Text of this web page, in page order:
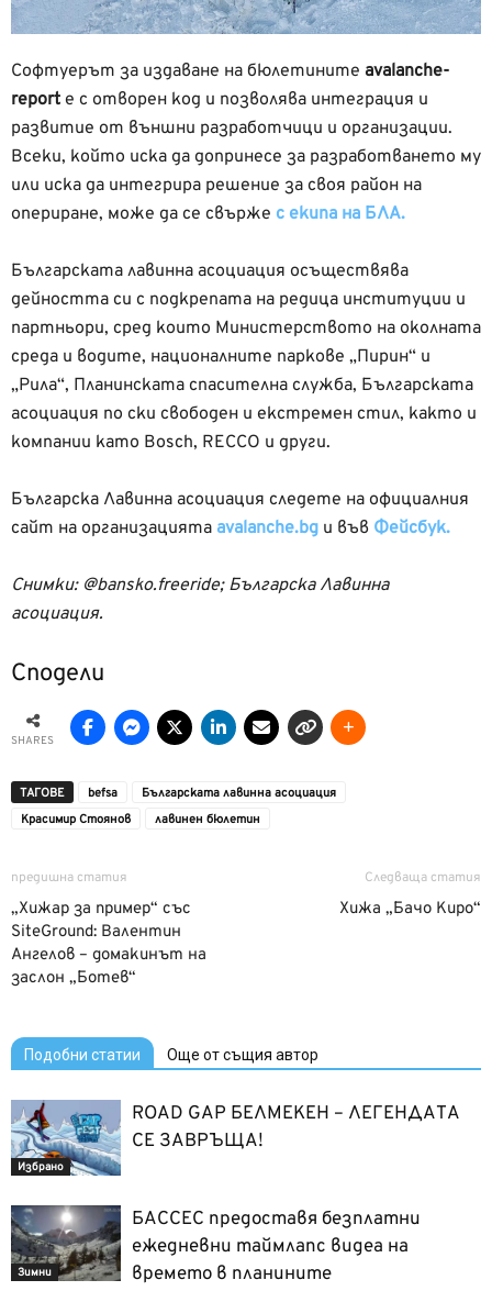
Софтуерът за издаване на бюлетините avalanche-
report е с отворен код и позволява интеграция и
развитие от външни разработчици и организации.
Всеки, който иска да допринесе за разработването му
или иска да интегрира решение за своя район на
опериране, може да се свърже с екипа на БЛА.
Българската лавинна асоциация осъществява
дейността си с подкрепата на редица институции и
партньори, сред които Министерството на околната
среда и водите, националните паркове „Пирин“ и
„Рила“, Планинската спасителна служба, Българската
асоциация по ски свободен и екстремен стил, както и
компании като Bosch, RECCO и други.
Българска Лавинна асоциация следете на официалния
сайт на организацията avalanche.bg и във Фейсбук.
Снимки: @bansko.freeride; Българска Лавинна
асоциация.
Сподели
SHARES
ТАГОВЕ befsa
Българската лавинна асоциация
Красимир Стоянов
лавинен бюлетин
предишна статия
„Хижар за пример“ със
SiteGround: Валентин
Ангелов – домакинът на
заслон „Ботев“
Следваща статия
Хижа „Бачо Киро“
Подобни статии Още от същия автор
Избрано
ROAD GAP БЕЛМЕКЕН – ЛЕГЕНДАТА
СЕ ЗАВРЪЩА!
Зимни
БАССЕС предоставя безплатни
ежедневни таймлапс видеа на
времето в планините